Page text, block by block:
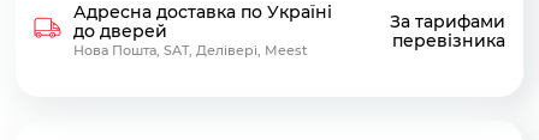
Адресна доставка по Україні
до дверей
Нова Пошта, SAT, Делівері, Meest
За тарифами
перевізника